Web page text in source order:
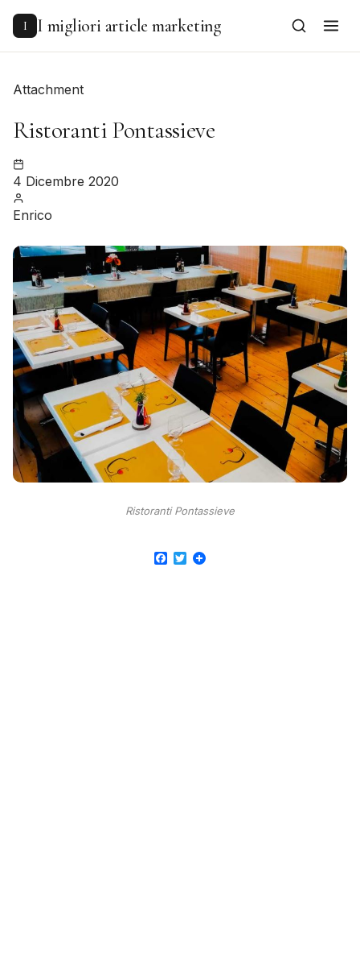
content
I I migliori article marketing
Attachment
Ristoranti Pontassieve
4 Dicembre 2020
Enrico
Ristoranti Pontassieve
Facebook
Twitter